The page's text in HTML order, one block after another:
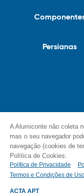
Persianas
© Alumiconte,
A Alumiconte não coleta
mas o seu navegador
navegação (cookies de
Política de Cookies:
Política de Privacidade
Termos e Condições de
ACTA APT